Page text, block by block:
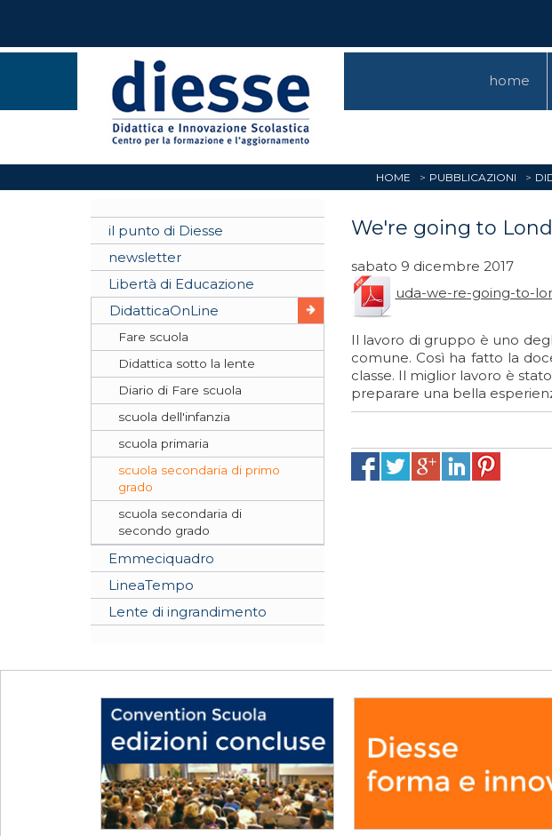
home
HOME PUBBLICAZIONI
il punto di Diesse
newsletter
Libertà di Educazione
DidatticaOnLine
Fare scuola
Didattica sotto la lente
Diario di Fare scuola
scuola dell'infanzia
scuola primaria
scuola secondaria di primo
grado
scuola secondaria di
secondo grado
Emmeciquadro
LineaTempo
Lente di ingrandimento
We're going to
sabato 9 dicembre 2017
uda-we-re-going-to-
Il lavoro di gruppo è uno
comune. Così ha fatto la
classe. Il miglior lavoro è
preparare una bella